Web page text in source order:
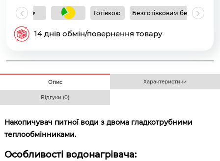
Готівкою Безготівковим без ПДВ
14 днів обмін/повернення товару
Опис Характеристики
Відгуки (0)
Накопичувач питної води з двома гладкотрубними
теплообмінниками.
Особливості водонагрівача: